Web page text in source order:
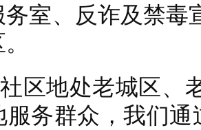
室、反诈及禁毒
区地处老城区、
务群众，我们通